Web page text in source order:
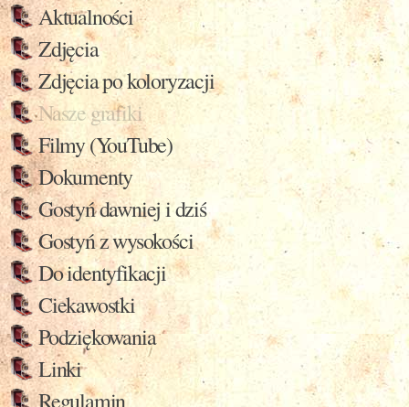
Aktualności
Zdjęcia
Zdjęcia po koloryzacji
Nasze grafiki
Filmy (YouTube)
Dokumenty
Gostyń dawniej i dziś
Gostyń z wysokości
Do identyfikacji
Ciekawostki
Podziękowania
Linki
Regulamin